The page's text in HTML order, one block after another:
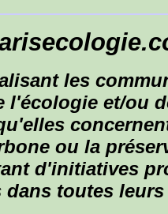
les
l'écologie et/ou
ou la
d'initiatives
dans toutes